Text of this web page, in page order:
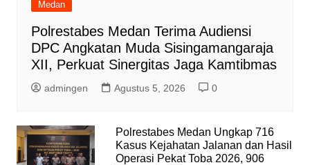
Medan
Polrestabes Medan Terima Audiensi
DPC Angkatan Muda Sisingamangaraja
XII, Perkuat Sinergitas Jaga Kamtibmas
admingen Agustus 5, 2026 0
Polrestabes Medan Ungkap 716
Kasus Kejahatan Jalanan dan Hasil
Operasi Pekat Toba 2026, 906